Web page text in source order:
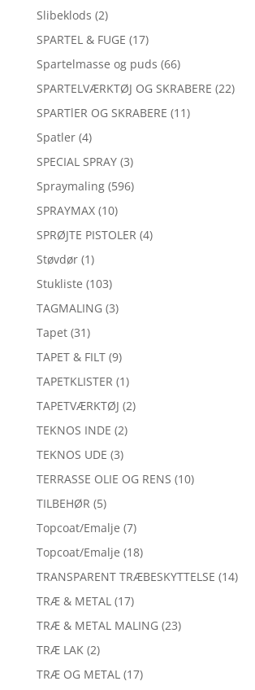
Slibeklods (2)
SPARTEL & FUGE (17)
Spartelmasse og puds (66)
SPARTELVÆRKTØJ OG SKRABERE (22)
SPARTlER OG SKRABERE (11)
Spatler (4)
SPECIAL SPRAY (3)
Spraymaling (596)
SPRAYMAX (10)
SPRØJTE PISTOLER (4)
Støvdør (1)
Stukliste (103)
TAGMALING (3)
Tapet (31)
TAPET & FILT (9)
TAPETKLISTER (1)
TAPETVÆRKTØJ (2)
TEKNOS INDE (2)
TEKNOS UDE (3)
TERRASSE OLIE OG RENS (10)
TILBEHØR (5)
Topcoat/Emalje (7)
Topcoat/Emalje (18)
TRANSPARENT TRÆBESKYTTELSE (14)
TRÆ & METAL (17)
TRÆ & METAL MALING (23)
TRÆ LAK (2)
TRÆ OG METAL (17)